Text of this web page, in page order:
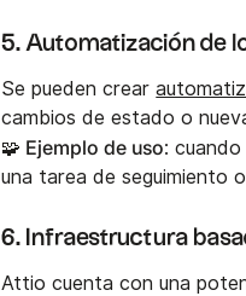
5. Automatización de
Se pueden crear
cambios de estado o
🧩 Ejemplo de uso:
una tarea de seguimiento
6. Infraestructura
Attio cuenta con una